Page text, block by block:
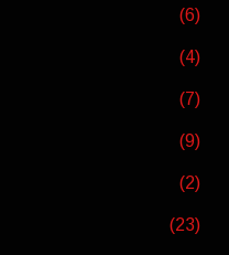
(6)
(4)
(7)
(9)
(2)
(23)